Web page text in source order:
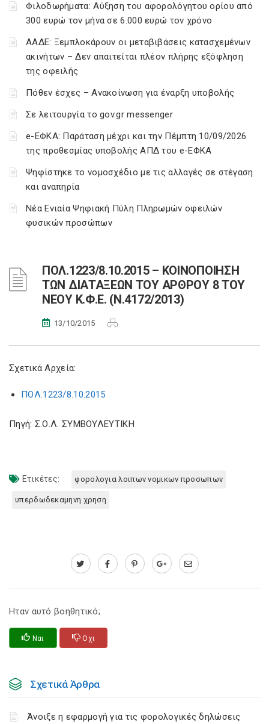
Φιλοδωρήματα: Αύξηση του αφορολόγητου ορίου από
300 ευρώ τον μήνα σε 6.000 ευρώ τον χρόνο
ΑΑΔΕ: Ξεμπλοκάρουν οι μεταβιβάσεις κατασχεμένων
ακινήτων – Δεν απαιτείται πλέον πλήρης εξόφληση
της οφειλής
Πόθεν έσχες – Ανακοίνωση για έναρξη υποβολής
Σε λειτουργία το gov.gr messenger
e-ΕΦΚΑ: Παράταση μέχρι και την Πέμπτη 10/09/2026
της προθεσμίας υποβολής ΑΠΔ του e-ΕΦΚΑ
Ψηφίστηκε το νομοσχέδιο με τις αλλαγές σε στέγαση
και αναπηρία
Νέα Ενιαία Ψηφιακή Πύλη Πληρωμών οφειλών
φυσικών προσώπων
ΠΟΛ.1223/8.10.2015 – ΚΟΙΝΟΠΟΙΗΣΗ
ΤΩΝ ΔΙΑΤΑΞΕΩΝ ΤΟΥ ΑΡΘΡΟΥ 8 ΤΟΥ
ΝΕΟΥ Κ.Φ.Ε. (Ν.4172/2013)
13/10/2015
Σχετικά Αρχεία:
ΠΟΛ.1223/8.10.2015
Πηγή: Σ.Ο.Λ. ΣΥΜΒΟΥΛΕΥΤΙΚΗ
Ετικέτες: φορολογια λοιπων νομικων προσωπων
υπερδωδεκαμηνη χρηση
Ηταν αυτό βοηθητικό;
Ναι Οχι
Σχετικά Άρθρα
Άνοιξε η εφαρμογή για τις φορολογικές δηλώσεις